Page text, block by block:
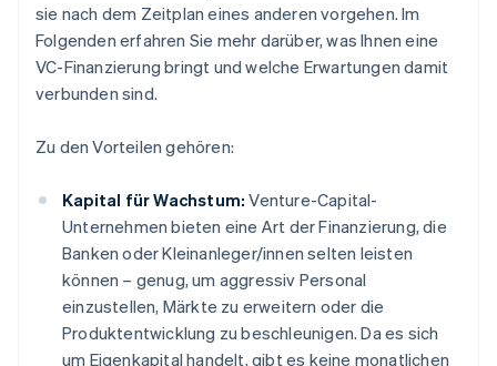
sie nach dem Zeitplan eines anderen vorgehen. Im
Folgenden erfahren Sie mehr darüber, was Ihnen eine
VC-Finanzierung bringt und welche Erwartungen damit
verbunden sind.
Zu den Vorteilen gehören:
Kapital für Wachstum: Venture-Capital-
Unternehmen bieten eine Art der Finanzierung, die
Banken oder Kleinanleger/innen selten leisten
können – genug, um aggressiv Personal
einzustellen, Märkte zu erweitern oder die
Produktentwicklung zu beschleunigen. Da es sich
um Eigenkapital handelt, gibt es keine monatlichen